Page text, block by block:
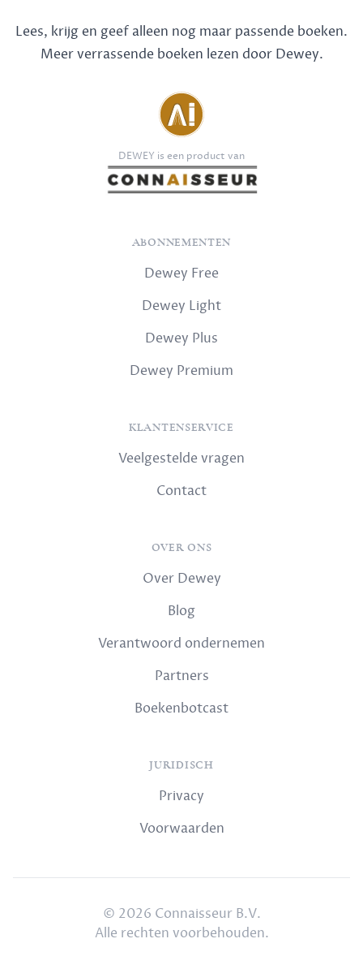
Lees, krijg en geef alleen nog maar passende boeken.
Meer verrassende boeken lezen door Dewey.
DEWEY is een product van
ABONNEMENTEN
Dewey Free
Dewey Light
Dewey Plus
Dewey Premium
KLANTENSERVICE
Veelgestelde vragen
Contact
OVER ONS
Over Dewey
Blog
Verantwoord ondernemen
Partners
Boekenbotcast
JURIDISCH
Privacy
Voorwaarden
© 2026 Connaisseur B.V.
Alle rechten voorbehouden.